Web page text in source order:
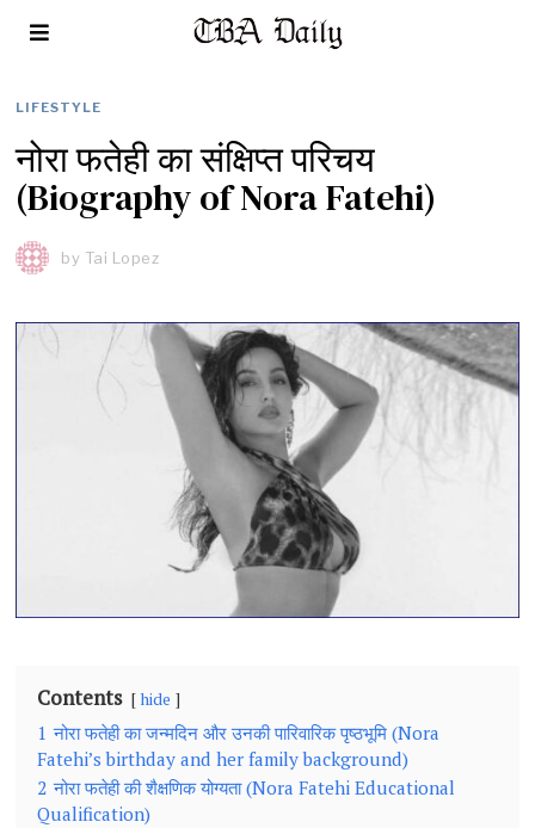
LIFESTYLE
नोरा फतेही का संक्षिप्त परिचय
(Biography of Nora Fatehi)
by Tai Lopez
Contents hide
1 नोरा फतेही का जन्मदिन और उनकी पारिवारिक पृष्ठभूमि (Nora
Fatehi’s birthday and her family background)
2 नोरा फतेही की शैक्षणिक योग्यता (Nora Fatehi Educational
Qualification)